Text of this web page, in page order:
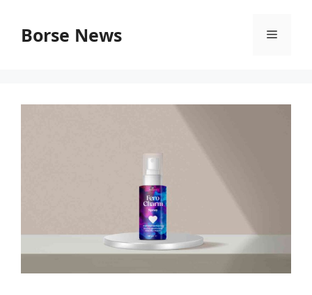
contenuto
Borse News Menu